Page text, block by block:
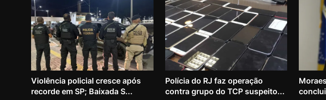
Violência policial cresce após
recorde em SP; Baixada S...
Polícia do RJ faz operação
contra grupo do TCP suspeito...